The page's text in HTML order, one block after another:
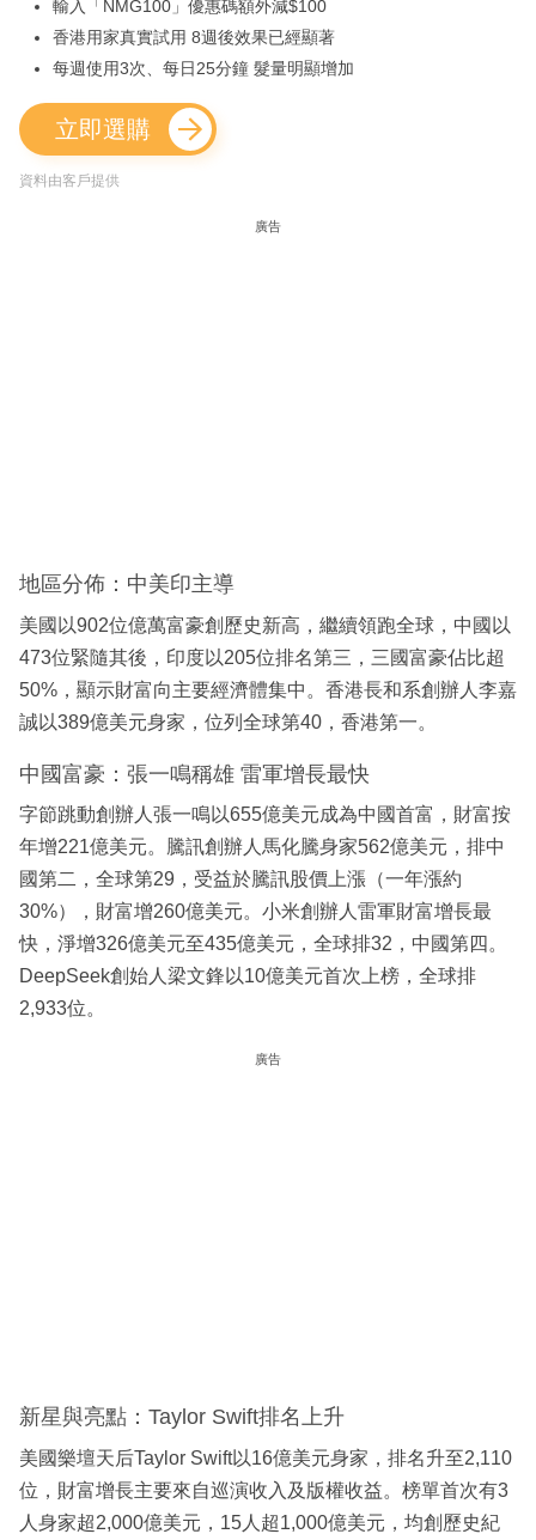
輸入「NMG100」優惠碼額外減$100
香港用家真實試用 8週後效果已經顯著
每週使用3次、每日25分鐘 髮量明顯增加
立即選購
資料由客戶提供
廣告
地區分佈：中美印主導
美國以902位億萬富豪創歷史新高，繼續領跑全球，中國以
473位緊隨其後，印度以205位排名第三，三國富豪佔比超
50%，顯示財富向主要經濟體集中。香港長和系創辦人李嘉
誠以389億美元身家，位列全球第40，香港第一。
中國富豪：張一鳴稱雄 雷軍增長最快
字節跳動創辦人張一鳴以655億美元成為中國首富，財富按
年增221億美元。騰訊創辦人馬化騰身家562億美元，排中
國第二，全球第29，受益於騰訊股價上漲（一年漲約
30%），財富增260億美元。小米創辦人雷軍財富增長最
快，淨增326億美元至435億美元，全球排32，中國第四。
DeepSeek創始人梁文鋒以10億美元首次上榜，全球排
2,933位。
廣告
新星與亮點：Taylor Swift排名上升
美國樂壇天后Taylor Swift以16億美元身家，排名升至2,110
位，財富增長主要來自巡演收入及版權收益。榜單首次有3
人身家超2,000億美元，15人超1,000億美元，均創歷史紀